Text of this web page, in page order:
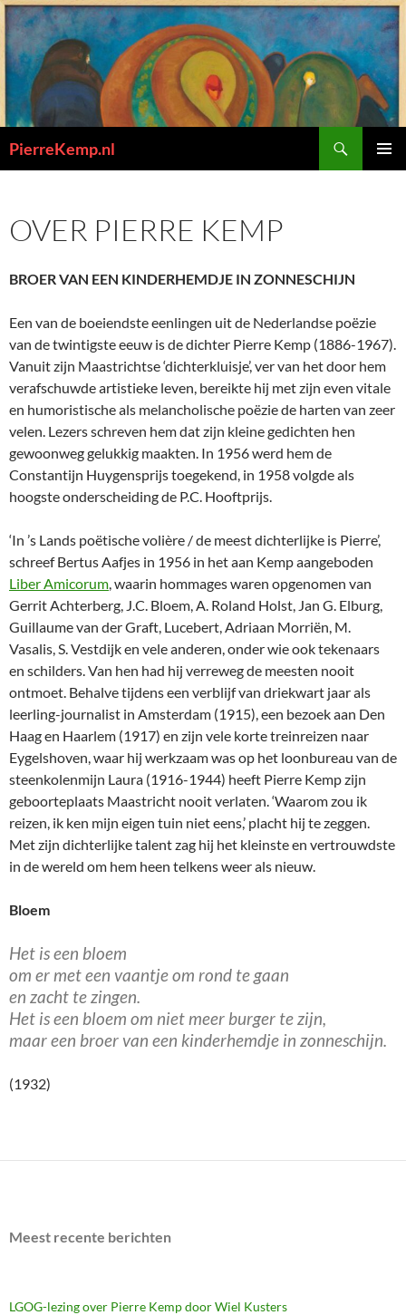
Ga
naar
de
inhoud
PierreKemp.nl
OVER PIERRE KEMP
BROER VAN EEN KINDERHEMDJE IN ZONNESCHIJN
Een van de boeiendste eenlingen uit de Nederlandse poëzie
van de twintigste eeuw is de dichter Pierre Kemp (1886-1967).
Vanuit zijn Maastrichtse ‘dichterkluisje’, ver van het door hem
verafschuwde artistieke leven, bereikte hij met zijn even vitale
en humoristische als melancholische poëzie de harten van zeer
velen. Lezers schreven hem dat zijn kleine gedichten hen
gewoonweg gelukkig maakten. In 1956 werd hem de
Constantijn Huygensprijs toegekend, in 1958 volgde als
hoogste onderscheiding de P.C. Hooftprijs.
‘In ’s Lands poëtische volière / de meest dichterlijke is Pierre’,
schreef Bertus Aafjes in 1956 in het aan Kemp aangeboden
Liber Amicorum, waarin hommages waren opgenomen van
Gerrit Achterberg, J.C. Bloem, A. Roland Holst, Jan G. Elburg,
Guillaume van der Graft, Lucebert, Adriaan Morriën, M.
Vasalis, S. Vestdijk en vele anderen, onder wie ook tekenaars
en schilders. Van hen had hij verreweg de meesten nooit
ontmoet. Behalve tijdens een verblijf van driekwart jaar als
leerling-journalist in Amsterdam (1915), een bezoek aan Den
Haag en Haarlem (1917) en zijn vele korte treinreizen naar
Eygelshoven, waar hij werkzaam was op het loonbureau van de
steenkolenmijn Laura (1916-1944) heeft Pierre Kemp zijn
geboorteplaats Maastricht nooit verlaten. ‘Waarom zou ik
reizen, ik ken mijn eigen tuin niet eens,’ placht hij te zeggen.
Met zijn dichterlijke talent zag hij het kleinste en vertrouwdste
in de wereld om hem heen telkens weer als nieuw.
Bloem
Het is een bloem
om er met een vaantje om rond te gaan
en zacht te zingen.
Het is een bloem om niet meer burger te zijn,
maar een broer van een kinderhemdje in zonneschijn.
(1932)
Meest recente berichten
LGOG-lezing over Pierre Kemp door Wiel Kusters